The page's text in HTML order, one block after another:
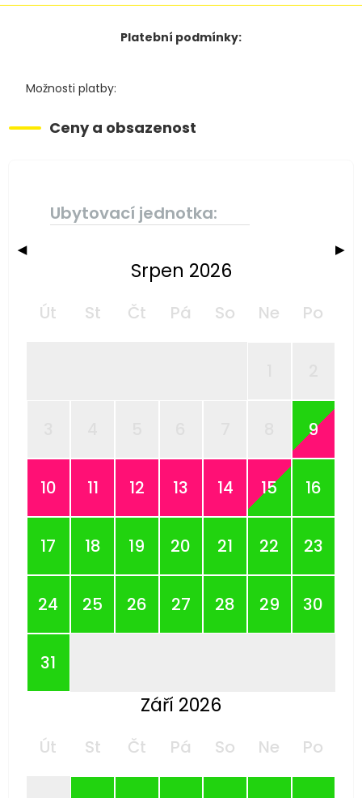
Platební podmínky:
Možnosti platby:
Ceny a obsazenost
Ubytovací jednotka:
◀ ▶
Srpen 2026
Út St Čt Pá So Ne Po
9
10 11 12 13 14 15 16
17 18 19 20 21 22 23
24 25 26 27 28 29 30
31
Září 2026
Út St Čt Pá So Ne Po